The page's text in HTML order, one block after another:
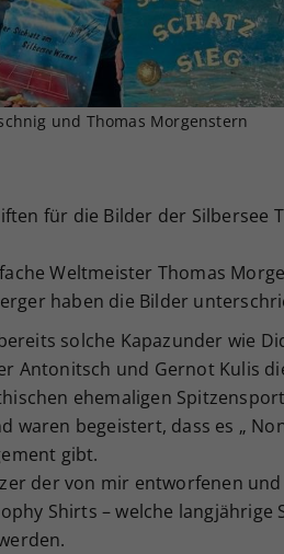
und Thomas Morgenstern
für die Bilder der Silbersee
Weltmeister Thomas
haben die Bilder
solche Kapazunder wie
Antonitsch und Gernot Kulis
ehemaligen
waren begeistert, dass es „
gibt.
der von mir entworfenen
Shirts – welche langjährige
Ihrer
Webseiten-